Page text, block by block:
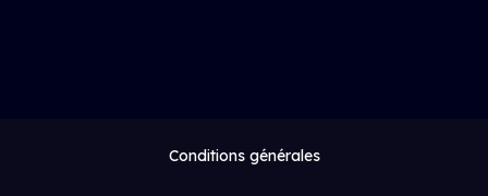
Conditions générales